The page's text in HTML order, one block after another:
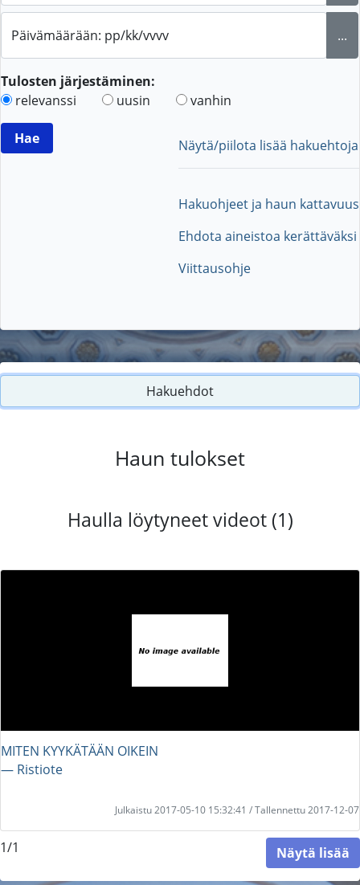
Päivämäärään: pp/kk/vvvv ...
Tulosten järjestäminen:
relevanssi
uusin vanhin
Näytä/piilota lisää hakuehtoja
Hakuohjeet ja haun kattavuus
Ehdota aineistoa kerättäväksi
Viittausohje
Hakuehdot
Haun tulokset
Haulla löytyneet videot (1)
MITEN KYYKÄTÄÄN OIKEIN
― Ristiote
Julkaistu 2017-05-10 15:32:41 / Tallennettu 2017-12-07
1/1 Näytä lisää